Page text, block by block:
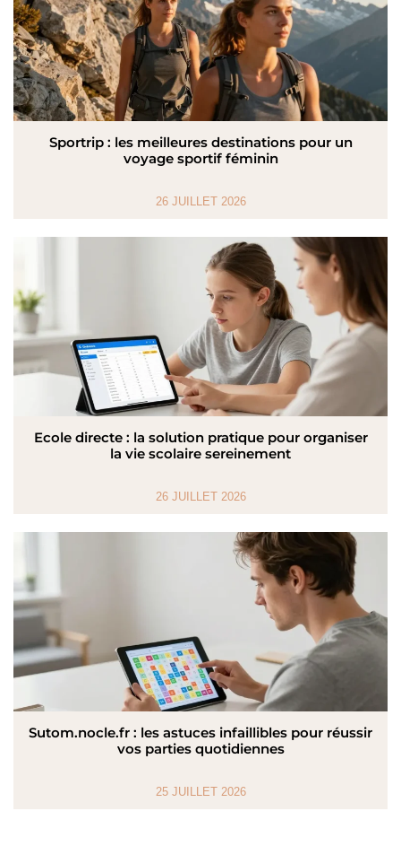
Sportrip : les meilleures destinations pour un
voyage sportif féminin
26 JUILLET 2026
Ecole directe : la solution pratique pour organiser
la vie scolaire sereinement
26 JUILLET 2026
Sutom.nocle.fr : les astuces infaillibles pour réussir
vos parties quotidiennes
25 JUILLET 2026